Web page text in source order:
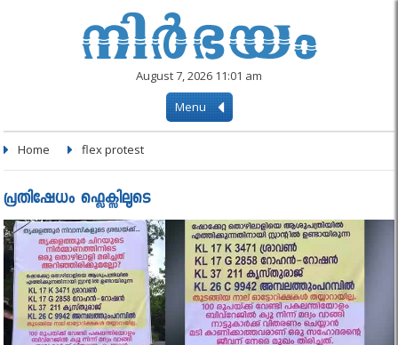
August 7, 2026 11:01 am
Menu
Home flex protest
പ്രതിഷേധം ഫ്ലെക്സിലൂടെ